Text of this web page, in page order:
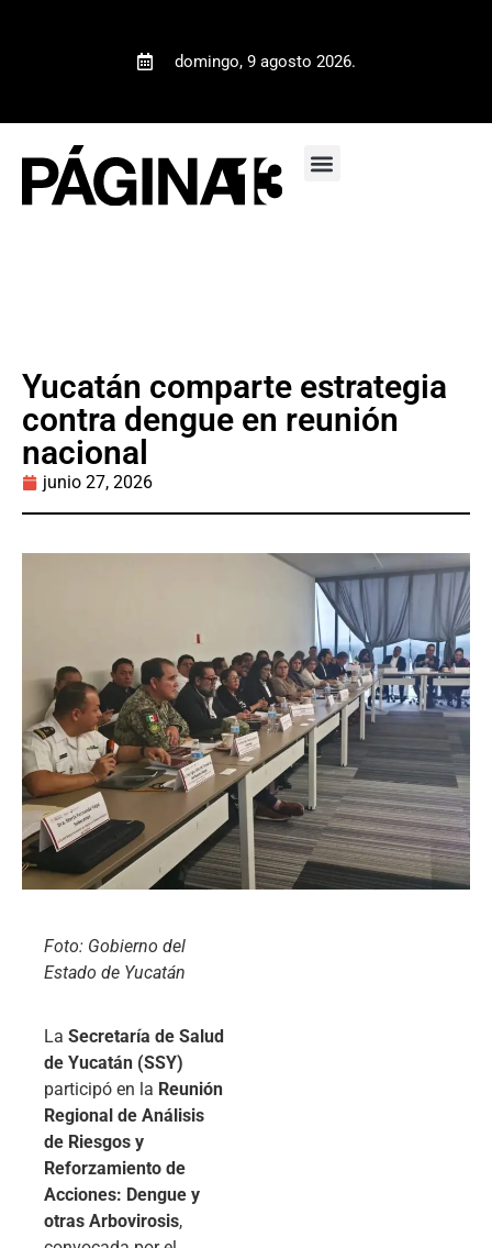
domingo, 9 agosto 2026.
Yucatán comparte estrategia
contra dengue en reunión
nacional
junio 27, 2026
Foto: Gobierno del
Estado de Yucatán
La Secretaría de Salud
de Yucatán (SSY)
participó en la Reunión
Regional de Análisis
de Riesgos y
Reforzamiento de
Acciones: Dengue y
otras Arbovirosis,